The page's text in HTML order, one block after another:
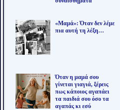
«Μαμά»: Όταν δεν λέμε
πια αυτή τη λέξη…
Όταν η μαμά σου
γίνεται γιαγιά, ξέρεις
πως κάποιος αγαπάει
τα παιδιά σου όσο τα
αγαπάς κι εσύ